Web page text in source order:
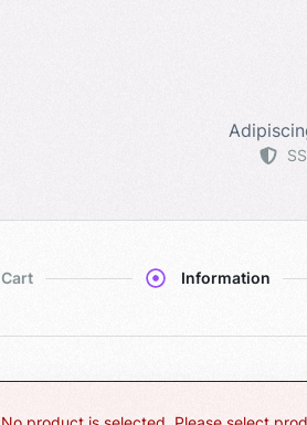
Cart Information